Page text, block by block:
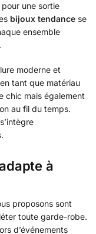
une sortie
bijoux tendance se
ensemble
moderne et
tant que matériau
chic mais également
au fil du temps.
à
proposons sont
toute garde-robe.
d’événements